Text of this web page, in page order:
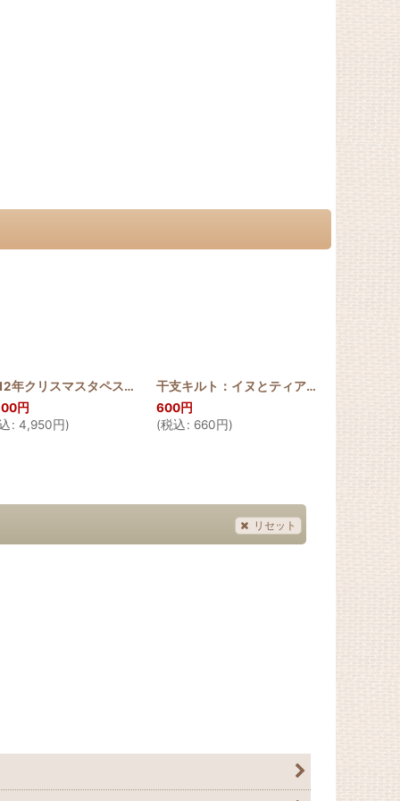
] [2013_KUKUI_40
2012年クリスマスタペストリー アンセリウム [ 2012_ANTH_40
円
: 4,950円)
干支キルト：イヌとティアレ ステンドグラスキルトタペストリー30_40 Pattern
600円
(税込: 660円)
リセット